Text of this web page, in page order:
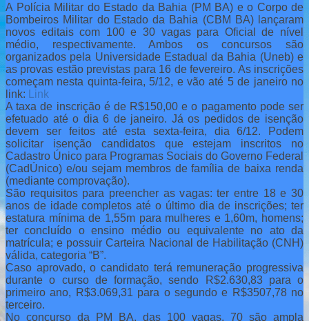
A Polícia Militar do Estado da Bahia (PM BA) e o Corpo de
Bombeiros Militar do Estado da Bahia (CBM BA) lançaram
novos editais com 100 e 30 vagas para Oficial de nível
médio, respectivamente. Ambos os concursos são
organizados pela Universidade Estadual da Bahia (Uneb) e
as provas estão previstas para 16 de fevereiro. As inscrições
começam nesta quinta-feira, 5/12, e vão até 5 de janeiro no
link:
Link
A taxa de inscrição é de R$150,00 e o pagamento pode ser
efetuado até o dia 6 de janeiro. Já os pedidos de isenção
devem ser feitos até esta sexta-feira, dia 6/12. Podem
solicitar isenção candidatos que estejam inscritos no
Cadastro Único para Programas Sociais do Governo Federal
(CadÚnico) e/ou sejam membros de família de baixa renda
(mediante comprovação).
São requisitos para preencher as vagas: ter entre 18 e 30
anos de idade completos até o último dia de inscrições; ter
estatura mínima de 1,55m para mulheres e 1,60m, homens;
ter concluído o ensino médio ou equivalente no ato da
matrícula; e possuir Carteira Nacional de Habilitação (CNH)
válida, categoria “B”.
Caso aprovado, o candidato terá remuneração progressiva
durante o curso de formação, sendo R$2.630,83 para o
primeiro ano, R$3.069,31 para o segundo e R$3507,78 no
terceiro.
No concurso da PM BA, das 100 vagas, 70 são ampla